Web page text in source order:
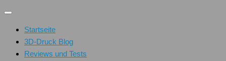
Unter
Inhalt
Startseite
3D-Druck Blog
Reviews und Tests